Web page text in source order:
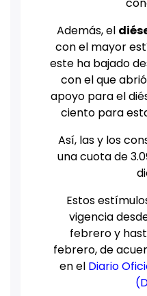
Además, el
con el mayor
este ha bajado
con el que
apoyo para el
ciento para
Así, las y los
una cuota de
Estos
vigencia
febrero y
febrero, de
en el Diario